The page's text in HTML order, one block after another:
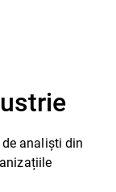
analiști din